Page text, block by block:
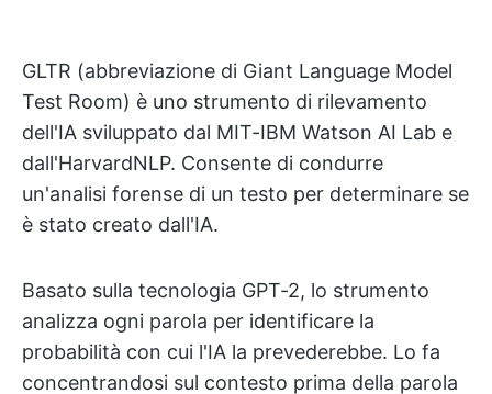
GLTR (abbreviazione di Giant Language Model
Test Room) è uno strumento di rilevamento
dell'IA sviluppato dal MIT-IBM Watson AI Lab e
dall'HarvardNLP. Consente di condurre
un'analisi forense di un testo per determinare se
è stato creato dall'IA.
Basato sulla tecnologia GPT-2, lo strumento
analizza ogni parola per identificare la
probabilità con cui l'IA la prevederebbe. Lo fa
concentrandosi sul contesto prima della parola